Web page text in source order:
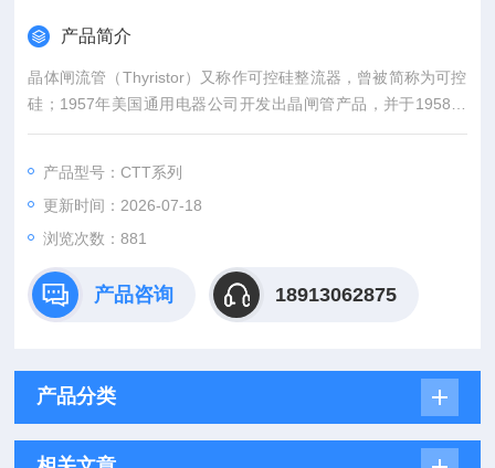
产品简介
晶体闸流管（Thyristor）又称作可控硅整流器，曾被简称为可控
硅；1957年美国通用电器公司开发出晶闸管产品，并于1958年
使其商业化。晶闸管是PNPN四层半导体结构，它有三个极：阳
电流；其派生器件有：快速晶闸管，双向晶闸管，逆导晶闸管，
光控晶闸管等。*原装西班牙可控硅模块原装供应
产品型号：CTT系列
更新时间：2026-07-18
浏览次数：881
产品咨询 18913062875
产品分类